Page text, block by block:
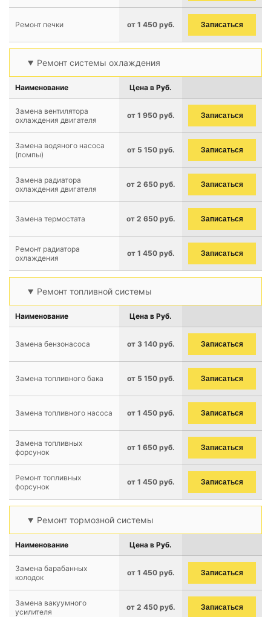
Ремонт печки от 1 450 руб. Записаться
Ремонт системы охлаждения
Наименование Цена в Руб.
Замена вентилятора
охлаждения двигателя
от 1 950 руб. Записаться
Замена водяного насоса
(помпы)
от 5 150 руб. Записаться
Замена радиатора
охлаждения двигателя
от 2 650 руб. Записаться
Замена термостата от 2 650 руб. Записаться
Ремонт радиатора
охлаждения
от 1 450 руб. Записаться
Ремонт топливной системы
Наименование Цена в Руб.
Замена бензонасоса от 3 140 руб. Записаться
Замена топливного бака от 5 150 руб. Записаться
Замена топливного насоса от 1 450 руб. Записаться
Замена топливных
форсунок
от 1 650 руб. Записаться
Ремонт топливных
форсунок
от 1 450 руб. Записаться
Ремонт тормозной системы
Наименование Цена в Руб.
Замена барабанных
колодок
от 1 450 руб. Записаться
Замена вакуумного
усилителя
от 2 450 руб. Записаться